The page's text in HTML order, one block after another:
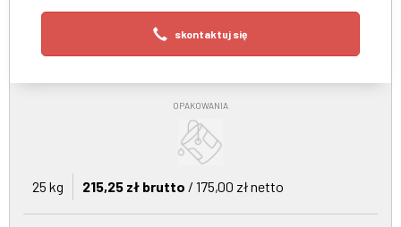
skontaktuj się
OPAKOWANIA
25 kg 215,25 zł brutto / 175,00 zł netto